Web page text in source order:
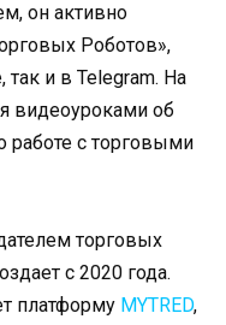
он активно
Роботов»,
так и в Telegram. На
видеоуроками об
работе с торговыми
торговых
с 2020 года.
платформу MYTRED,